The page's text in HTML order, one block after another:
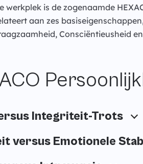
werkplek is de zogenaamde
aan zes
Consciëntieusheid
Integriteit-Trots
versus Emotionele